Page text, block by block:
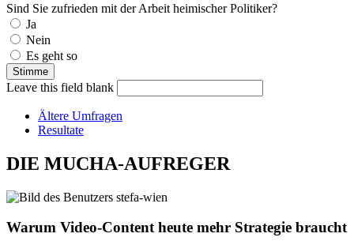
Sind Sie zufrieden mit der Arbeit heimischer Politiker?
Auswahlmöglichkeiten
Ja
Nein
Es geht so
Leave this field blank
Ältere Umfragen
Resultate
DIE MUCHA-AUFREGER
Warum Video-Content heute mehr Strategie braucht